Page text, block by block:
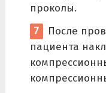
проколы.
После
пациента